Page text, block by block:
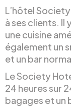
L’hôtel
à ses clients. Il
une cuisine
également un
et un bar
Le Society
24 heures sur
bagages et un